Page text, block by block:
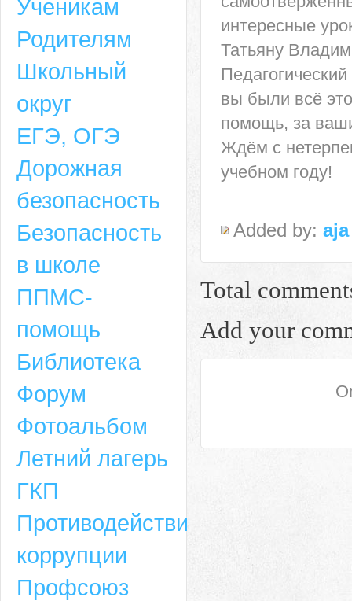
Адрес
6-49, электронный адрес: aja_70@mail.ru
интересные
Татьяну
вы были всё
помощь, за
Ждём с
учебном году!
Added by: aja
Total
Add your
Ученикам
Родителям
Школьный
округ
ЕГЭ, ОГЭ
Дорожная
безопасность
Безопасность
в школе
ППМС-
помощь
Библиотека
Форум
Фотоальбом
Летний лагерь
ГКП
Противодействие
коррупции
Профсоюз